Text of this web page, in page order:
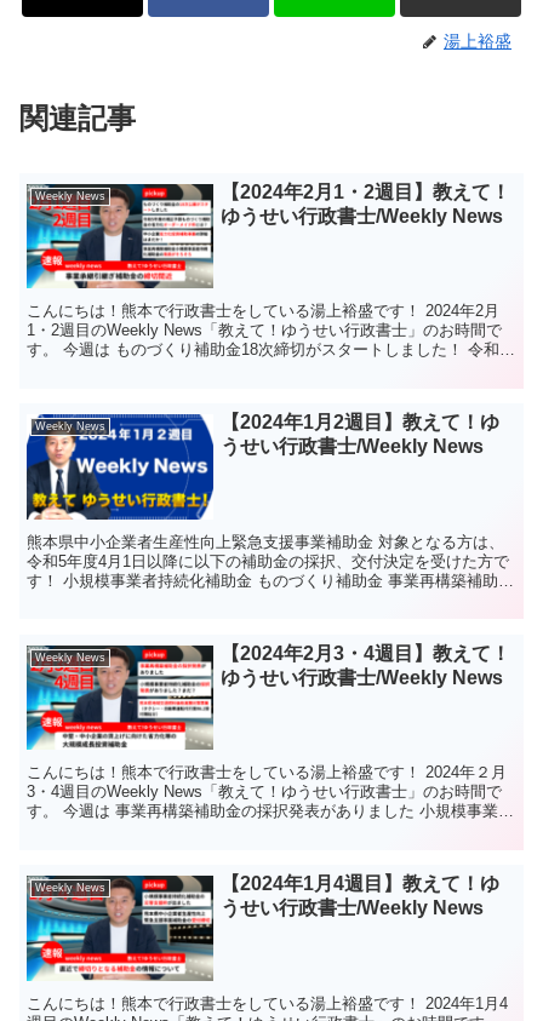
湯上裕盛
関連記事
Weekly News
【2024年2月1・2週目】教えて！
ゆうせい行政書士/Weekly News
こんにちは！熊本で行政書士をしている湯上裕盛です！ 2024年2月
1・2週目のWeekly News「教えて！ゆうせい行政書士」のお時間で
す。 今週は ものづくり補助金18次締切がスタートしました！ 令和5
Weekly News
【2024年1月2週目】教えて！ゆ
うせい行政書士/Weekly News
熊本県中小企業者生産性向上緊急支援事業補助金 対象となる方は、
令和5年度4月1日以降に以下の補助金の採択、交付決定を受けた方で
す！ 小規模事業者持続化補助金 ものづくり補助金 事業再構築補助金
Weekly News
【2024年2月3・4週目】教えて！
ゆうせい行政書士/Weekly News
こんにちは！熊本で行政書士をしている湯上裕盛です！ 2024年２月
3・4週目のWeekly News「教えて！ゆうせい行政書士」のお時間で
す。 今週は 事業再構築補助金の採択発表がありました 小規模事業者
Weekly News
【2024年1月4週目】教えて！ゆ
うせい行政書士/Weekly News
こんにちは！熊本で行政書士をしている湯上裕盛です！ 2024年1月4